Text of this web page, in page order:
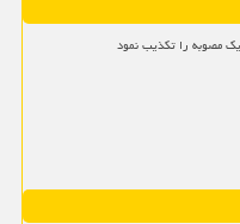
یک مصوبه را تکذیب نمود